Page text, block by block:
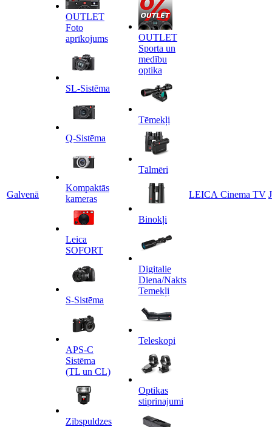
Galvenā
OUTLET
Foto
aprīkojums
SL-Sistēma
Q-Sistēma
Kompaktās
kameras
Leica
SOFORT
S-Sistēma
APS-C
Sistēma
(TL un CL)
Zibspuldzes
OUTLET
Sporta un
medību
optika
Tēmekļi
Tālmēri
Binokļi
Digitalie
Diena/Nakts
Temekļi
Teleskopi
Optikas
stiprinajumi
LEICA Cinema TV